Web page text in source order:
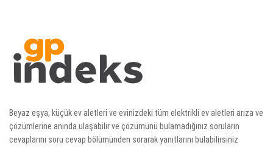
Beyaz eşya, küçük ev aletleri ve evinizdeki tüm elektrikli ev aletleri arıza ve
çözümlerine anında ulaşabilir ve çözümünü bulamadığınız soruların
cevaplarını soru cevap bölümünden sorarak yanıtlarını bulabilirsiniz